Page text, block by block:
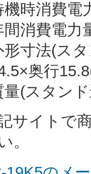
機時消費電
間消費電力
形寸法(ス
奥行
量(スタン
サイトで
。